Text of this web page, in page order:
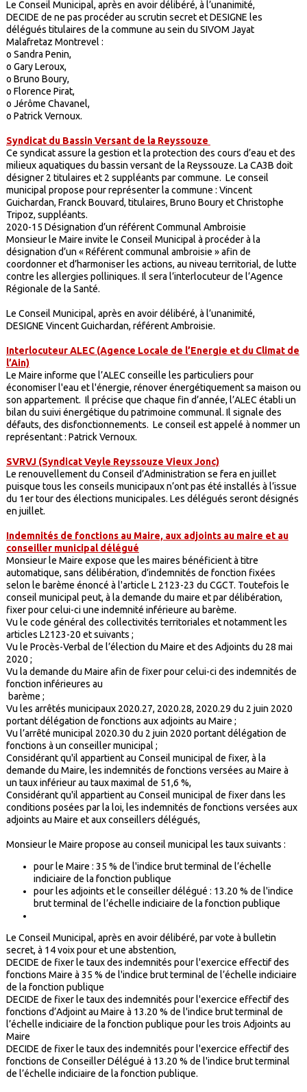
Le Conseil Municipal, après en avoir délibéré, à l’unanimité,
DECIDE de ne pas procéder au scrutin secret et DESIGNE les
délégués titulaires de la commune au sein du SIVOM Jayat
Malafretaz Montrevel :
o Sandra Penin,
o Gary Leroux,
o Bruno Boury,
o Florence Pirat,
o Jérôme Chavanel,
o Patrick Vernoux.
Syndicat du Bassin Versant de la Reyssouze
Ce syndicat assure la gestion et la protection des cours d’eau et des
milieux aquatiques du bassin versant de la Reyssouze. La CA3B doit
désigner 2 titulaires et 2 suppléants par commune. Le conseil
municipal propose pour représenter la commune : Vincent
Guichardan, Franck Bouvard, titulaires, Bruno Boury et Christophe
Tripoz, suppléants.
2020-15 Désignation d’un référent Communal Ambroisie
Monsieur le Maire invite le Conseil Municipal à procéder à la
désignation d’un « Référent communal ambroisie » afin de
coordonner et d’harmoniser les actions, au niveau territorial, de lutte
contre les allergies polliniques. Il sera l’interlocuteur de l’Agence
Régionale de la Santé.
Le Conseil Municipal, après en avoir délibéré, à l’unanimité,
DESIGNE Vincent Guichardan, référent Ambroisie.
Interlocuteur ALEC (Agence Locale de l’Energie et du Climat de
l’Ain)
Le Maire informe que l’ALEC conseille les particuliers pour
économiser l'eau et l'énergie, rénover énergétiquement sa maison ou
son appartement. Il précise que chaque fin d’année, l’ALEC établi un
bilan du suivi énergétique du patrimoine communal. Il signale des
défauts, des disfonctionnements. Le conseil est appelé à nommer un
représentant : Patrick Vernoux.
SVRVJ (Syndicat Veyle Reyssouze Vieux Jonc)
Le renouvellement du Conseil d’Administration se fera en juillet
puisque tous les conseils municipaux n’ont pas été installés à l’issue
du 1er tour des élections municipales. Les délégués seront désignés
en juillet.
Indemnités de fonctions au Maire, aux adjoints au maire et au
conseiller municipal délégué
Monsieur le Maire expose que les maires bénéficient à titre
automatique, sans délibération, d’indemnités de fonction fixées
selon le barème énoncé à l'article L 2123-23 du CGCT. Toutefois le
conseil municipal peut, à la demande du maire et par délibération,
fixer pour celui-ci une indemnité inférieure au barème.
Vu le code général des collectivités territoriales et notamment les
articles L2123-20 et suivants ;
Vu le Procès-Verbal de l’élection du Maire et des Adjoints du 28 mai
2020 ;
Vu la demande du Maire afin de fixer pour celui-ci des indemnités de
fonction inférieures au
barème ;
Vu les arrêtés municipaux 2020.27, 2020.28, 2020.29 du 2 juin 2020
portant délégation de fonctions aux adjoints au Maire ;
Vu l’arrêté municipal 2020.30 du 2 juin 2020 portant délégation de
fonctions à un conseiller municipal ;
Considérant qu'il appartient au Conseil municipal de fixer, à la
demande du Maire, les indemnités de fonctions versées au Maire à
un taux inférieur au taux maximal de 51,6 %,
Considérant qu'il appartient au Conseil municipal de fixer dans les
conditions posées par la loi, les indemnités de fonctions versées aux
adjoints au Maire et aux conseillers délégués,
Monsieur le Maire propose au conseil municipal les taux suivants :
pour le Maire : 35 % de l'indice brut terminal de l’échelle
indiciaire de la fonction publique
pour les adjoints et le conseiller délégué : 13.20 % de l'indice
brut terminal de l’échelle indiciaire de la fonction publique
Le Conseil Municipal, après en avoir délibéré, par vote à bulletin
secret, à 14 voix pour et une abstention,
DECIDE de fixer le taux des indemnités pour l'exercice effectif des
fonctions Maire à 35 % de l'indice brut terminal de l’échelle indiciaire
de la fonction publique
DECIDE de fixer le taux des indemnités pour l'exercice effectif des
fonctions d’Adjoint au Maire à 13.20 % de l'indice brut terminal de
l’échelle indiciaire de la fonction publique pour les trois Adjoints au
Maire
DECIDE de fixer le taux des indemnités pour l'exercice effectif des
fonctions de Conseiller Délégué à 13.20 % de l'indice brut terminal
de l’échelle indiciaire de la fonction publique.